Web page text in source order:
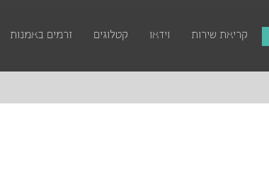
זרמים באמנות קטלוגים וידאו קריאת שירות